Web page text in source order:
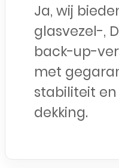
Ja, wij
glasvezel-,
back-up-
met
stabiliteit
dekking.